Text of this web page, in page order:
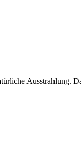
Ausstrahlung.